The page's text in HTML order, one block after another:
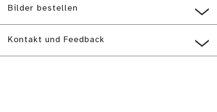
Bilder bestellen
Kontakt und Feedback